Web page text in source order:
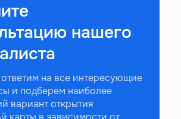
нашего
на все интересующие
и подберем наиболее
вариант открытия